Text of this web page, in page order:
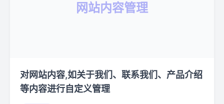
网站内容管理
对网站内容,如关于我们、联系我们、产品介绍
等内容进行自定义管理